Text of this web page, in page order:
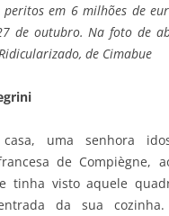
peritos em 6 milhões de
de outubro. Na foto de
de Cimabue
uma senhora
de Compiègne,
tinha visto aquele
da sua